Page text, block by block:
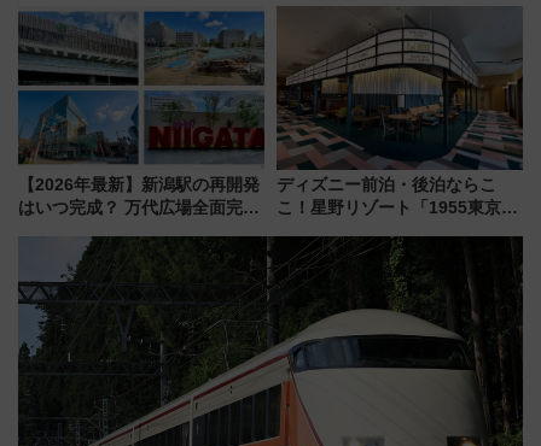
今年も発売 秋・早春に千葉県を
巡るなら使い勝手・コスパ抜群
用してストレスフリー旅へ行こ
【2026年最新】新潟駅の再開発
はいつ完成？ 万代広場全面完成
開発、バスタ新潟構想まで徹底
解説！
ディズニー前泊・後泊ならこ
こ！星野リゾート「1955東京ベ
つの理由 無料バス＆24時間サー
ビスで混雑回避